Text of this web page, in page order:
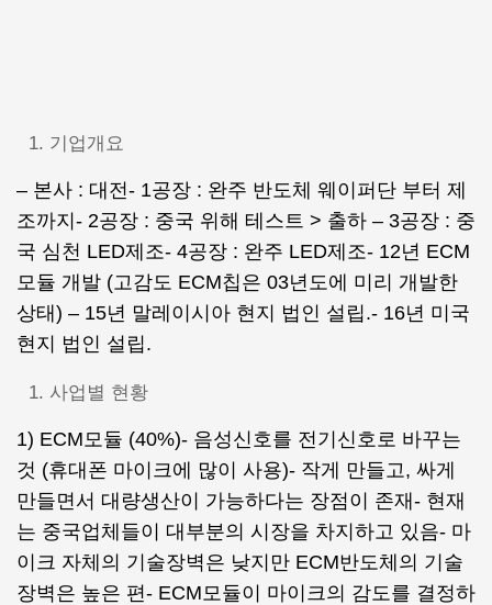
기업개요
– 본사 : 대전- 1공장 : 완주 반도체 웨이퍼단 부터 제
조까지- 2공장 : 중국 위해 테스트 > 출하 – 3공장 : 중
국 심천 LED제조- 4공장 : 완주 LED제조- 12년 ECM
모듈 개발 (고감도 ECM칩은 03년도에 미리 개발한
상태) – 15년 말레이시아 현지 법인 설립.- 16년 미국
현지 법인 설립.
사업별 현황
1) ECM모듈 (40%)- 음성신호를 전기신호로 바꾸는
것 (휴대폰 마이크에 많이 사용)- 작게 만들고, 싸게
만들면서 대량생산이 가능하다는 장점이 존재- 현재
는 중국업체들이 대부분의 시장을 차지하고 있음- 마
이크 자체의 기술장벽은 낮지만 ECM반도체의 기술
장벽은 높은 편- ECM모듈이 마이크의 감도를 결정하